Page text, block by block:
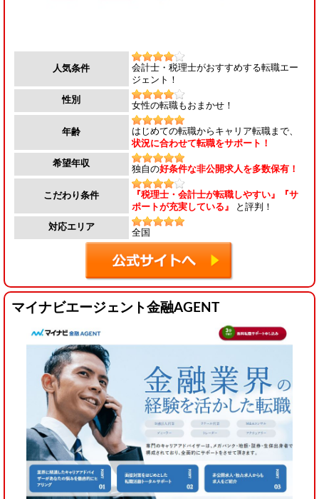
人気条件
会計士・税理士がおすすめする転職エー
ジェント！
性別
女性の転職もおまかせ！
年齢
はじめての転職からキャリア転職まで、
状況に合わせて転職をサポート！
希望年収
独自の好条件な非公開求人を多数保有！
こだわり条件
『税理士・会計士が転職しやすい』『サ
ポートが充実している』
と評判！
対応エリア
全国
マイナビエージェント金融AGENT